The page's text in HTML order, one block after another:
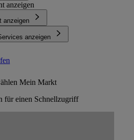
anzeigen
anzeigen
anzeigen
Mein Markt
für einen Schnellzugriff